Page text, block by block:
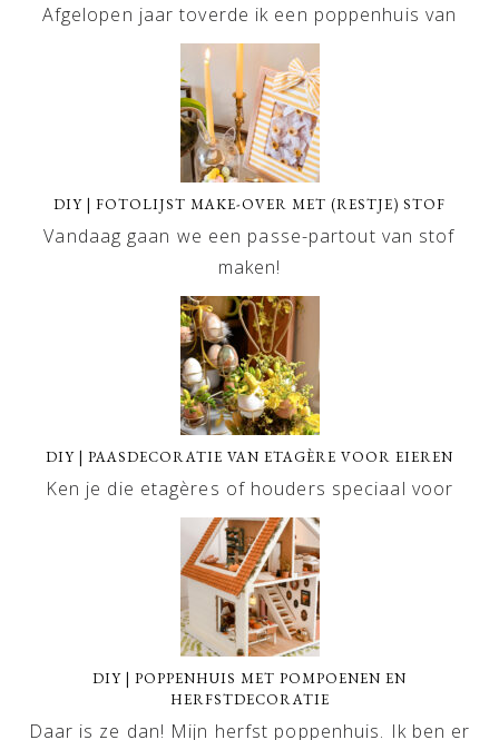
Afgelopen jaar toverde ik een poppenhuis van
DIY | FOTOLIJST MAKE-OVER MET (RESTJE) STOF
Vandaag gaan we een passe-partout van stof
maken!
DIY | PAASDECORATIE VAN ETAGÈRE VOOR EIEREN
Ken je die etagères of houders speciaal voor
DIY | POPPENHUIS MET POMPOENEN EN
HERFSTDECORATIE
Daar is ze dan! Mijn herfst poppenhuis. Ik ben er